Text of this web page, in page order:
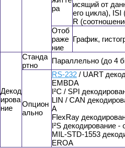
ра
исящий от
его цикла),
R
Отоб
раже
ние
График,
Декод
ирова
ние
Станда
ртно
Параллельно (до 4
Опцион
ально
RS-232 / UART
EMBDA
I²C / SPI
LIN / CAN
A
FlexRay
I²S декодирование
MIL-STD-1553
EROA